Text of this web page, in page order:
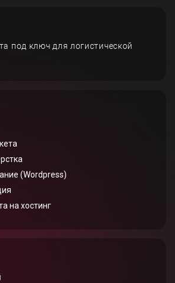
под ключ для логистической
(Wordpress)
на хостинг